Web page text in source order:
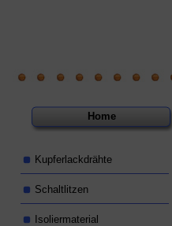
Home
Kupferlackdrähte
Schaltlitzen
Isoliermaterial